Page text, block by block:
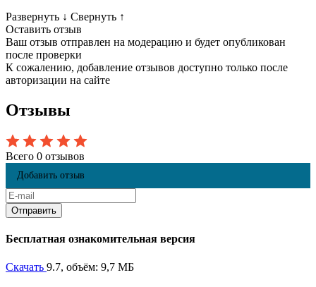
Развернуть ↓ Свернуть ↑
Оставить отзыв
Ваш отзыв отправлен на модерацию и будет опубликован
после проверки
К сожалению, добавление отзывов доступно только после
авторизации на сайте
Отзывы
Всего 0 отзывов
Добавить отзыв
Бесплатная ознакомительная версия
Скачать 9.7, объём: 9,7 МБ